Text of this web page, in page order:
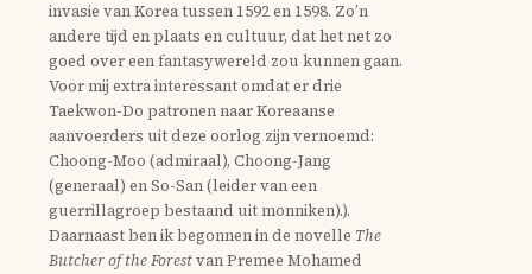
invasie van Korea tussen 1592 en 1598. Zo’n
andere tijd en plaats en cultuur, dat het net zo
goed over een fantasywereld zou kunnen gaan.
Voor mij extra interessant omdat er drie
Taekwon-Do patronen naar Koreaanse
aanvoerders uit deze oorlog zijn vernoemd:
Choong-Moo (admiraal), Choong-Jang
(generaal) en So-San (leider van een
guerrillagroep bestaand uit monniken).).
Daarnaast ben ik begonnen in de novelle The
Butcher of the Forestvan Premee Mohamed